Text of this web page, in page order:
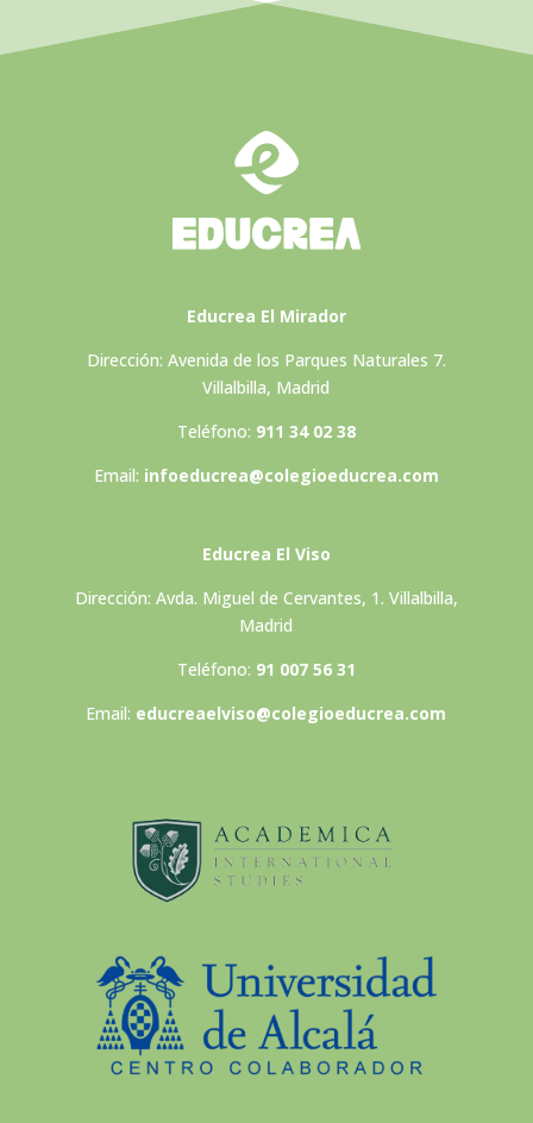
Educrea El Mirador
Dirección: Avenida de los Parques Naturales 7.
Villalbilla, Madrid
Teléfono: 911 34 02 38
Email: infoeducrea@colegioeducrea.com
Educrea El Viso
Dirección: Avda. Miguel de Cervantes, 1. Villalbilla,
Madrid
Teléfono: 91 007 56 31
Email: educreaelviso@colegioeducrea.com